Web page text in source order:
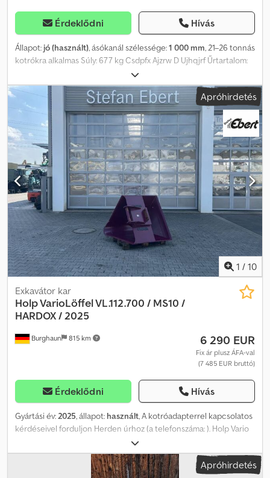
Érdeklődni Hívás
Állapot: jó (használt), ásókanál szélessége:1 000 mm, 21–26 tonnás
kotrókra alkalmas Súly: 677 kg Csdpfx Ajzrw D Ujhqjrf Űrtartalom:
868 liter CAT fogazati rendszer Nagyon jó állapotban
Apróhirdetés
1 / 10
Burghaun 815 km
Exkavátor kar
Holp VarioLöffel VL.112.700 / MS10 /
HARDOX / 2025
6 290 EUR
Fix ár plusz ÁFA-val
(7 485 EUR bruttó)
Érdeklődni Hívás
Gyártási év: 2025, állapot: használt, A kotróadapterrel kapcsolatos
kérdéseivel forduljon Herden úrhoz (a telefonszáma: ). Holp Vario
kotrókanál VL.112.700 / MS10 / HARDOX / kopólemezek / gyártási év:
2025 / ÚJ / raktáron és azonnal elérhető Ár: 6.290,00 € nettó /
7.485,10 € bruttó - Kotrók: 14 t – 25 t közötti méret - Saját súly: kb.
Apróhirdetés